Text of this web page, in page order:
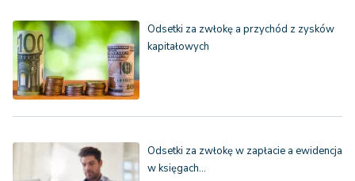
Odsetki za zwłokę a przychód z zysków
kapitałowych
Odsetki za zwłokę w zapłacie a ewidencja
w księgach…